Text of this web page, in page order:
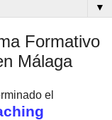
▼
Formativo
Málaga
el